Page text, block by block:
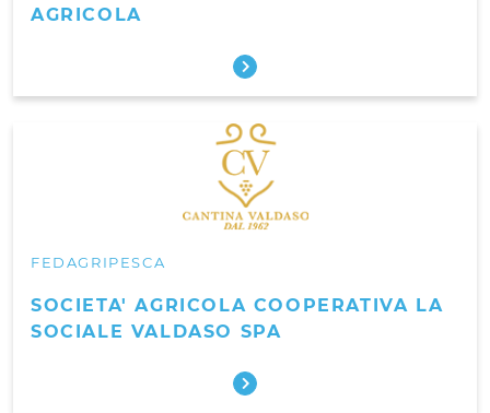
AGRICOLA
FEDAGRIPESCA
SOCIETA' AGRICOLA COOPERATIVA LA
SOCIALE VALDASO SPA